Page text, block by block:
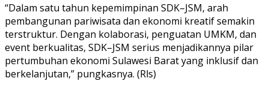
“Dalam satu tahun kepemimpinan SDK–JSM, arah
pembangunan pariwisata dan ekonomi kreatif semakin
terstruktur. Dengan kolaborasi, penguatan UMKM, dan
event berkualitas, SDK–JSM serius menjadikannya pilar
pertumbuhan ekonomi Sulawesi Barat yang inklusif dan
berkelanjutan,” pungkasnya. (Rls)